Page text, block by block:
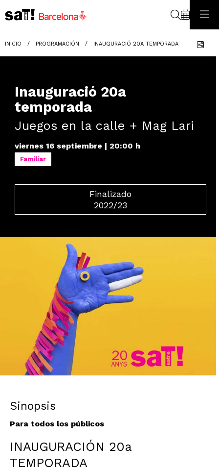
INICIO PROGRAMACIÓN INAUGURACIÓ 20A TEMPORADA
Inauguració 20a
temporada
Juegos en la calle + Mag Lari
viernes 16 septiembre | 20:00 h
Familiar
Finalizado
2022/23
Sinopsis
Para todos los públicos
INAUGURACIÓN 20a
TEMPORADA